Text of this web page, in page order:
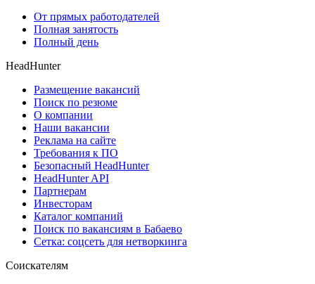
От прямых работодателей
Полная занятость
Полный день
HeadHunter
Размещение вакансий
Поиск по резюме
О компании
Наши вакансии
Реклама на сайте
Требования к ПО
Безопасный HeadHunter
HeadHunter API
Партнерам
Инвесторам
Каталог компаний
Поиск по вакансиям в Бабаево
Сетка: соцсеть для нетворкинга
Соискателям